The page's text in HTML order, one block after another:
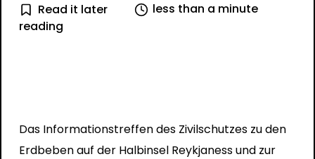
Read it later
less than a minute
reading
Das Informationstreffen des Zivilschutzes zu den
Erdbeben auf der Halbinsel Reykjaness und zur